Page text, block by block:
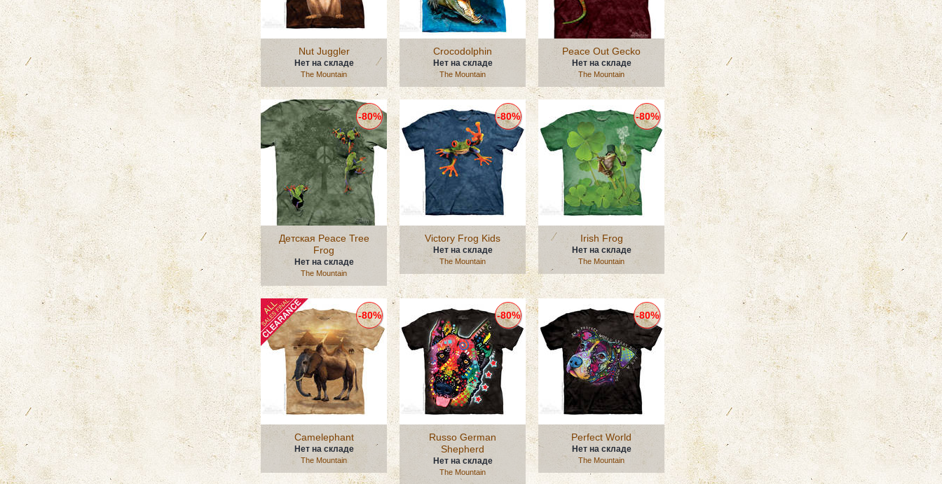
Nut Juggler
Нет на складе
The Mountain
Crocodolphin
Нет на складе
The Mountain
Peace Out Gecko
Нет на складе
The Mountain
Детская Peace Tree
Frog
Нет на складе
The Mountain
-80%
Victory Frog Kids
Нет на складе
The Mountain
-80%
Irish Frog
Нет на складе
The Mountain
-80%
Camelephant
Нет на складе
The Mountain
-80%
Russo German
Shepherd
Нет на складе
The Mountain
-80%
Perfect World
Нет на складе
The Mountain
-80%